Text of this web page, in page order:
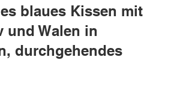
blaues Kissen mit
und Walen in
durchgehendes